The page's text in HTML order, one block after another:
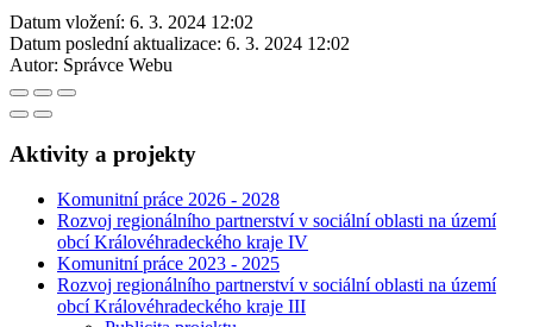
Datum vložení: 6. 3. 2024 12:02
Datum poslední aktualizace: 6. 3. 2024 12:02
Autor: Správce Webu
Aktivity a projekty
Komunitní práce 2026 - 2028
Rozvoj regionálního partnerství v sociální oblasti na území
obcí Královéhradeckého kraje IV
Komunitní práce 2023 - 2025
Rozvoj regionálního partnerství v sociální oblasti na území
obcí Královéhradeckého kraje III